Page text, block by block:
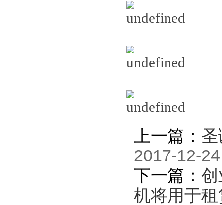
上一篇：
2017-12-
下一篇： 创
机将用于